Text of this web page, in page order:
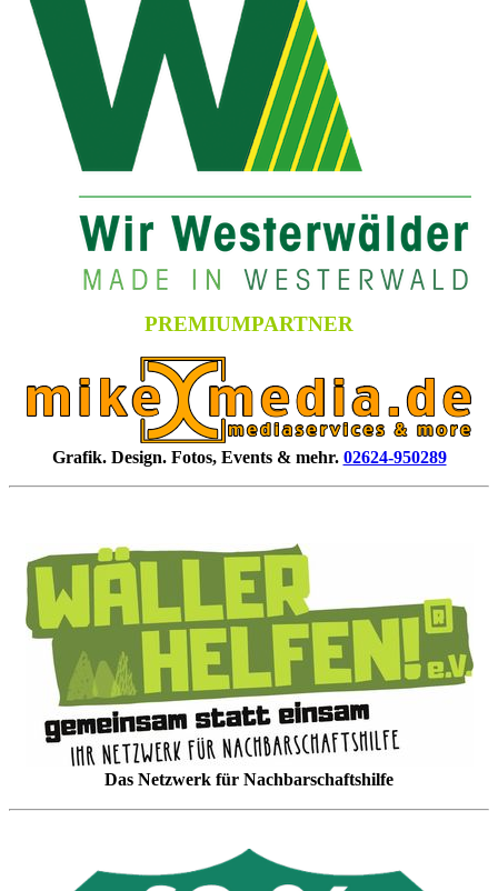
PREMIUMPARTNER
Grafik. Design. Fotos, Events & mehr. 02624-950289
Das Netzwerk für Nachbarschaftshilfe